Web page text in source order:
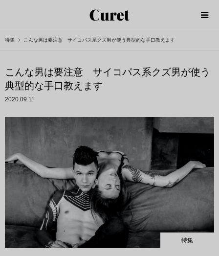
特集 こんな男は要注意 サイコパス系クズ男が使う典型的な手口教えます
こんな男は要注意 サイコパス系クズ男が使う
典型的な手口教えます
2020.09.11
特集